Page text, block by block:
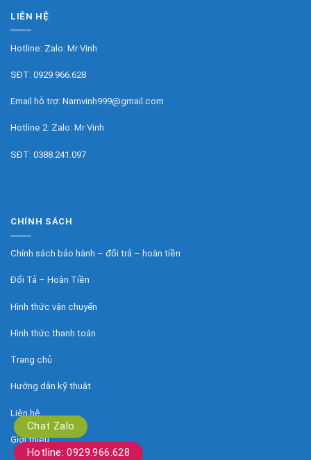
Chat Zalo
Hotline: 0929.966.628
LIÊN HỆ
Hotline: Zalo: Mr Vinh
SĐT: 0929.966.628
Email hỗ trợ: Namvinh999@gmail.com
Hotline 2: Zalo: Mr Vinh
SĐT: 0388.241.097
CHÍNH SÁCH
Chính sách bảo hành – đổi trả – hoàn tiền
Đổi Tả – Hoàn Tiền
Hình thức vận chuyển
Hình thức thanh toán
Trang chủ
Hướng dẫn kỹ thuật
Liên hệ
Giới thiệu